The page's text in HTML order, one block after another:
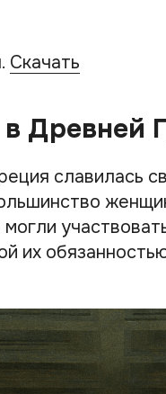
Скачать
Древней
славилась
их